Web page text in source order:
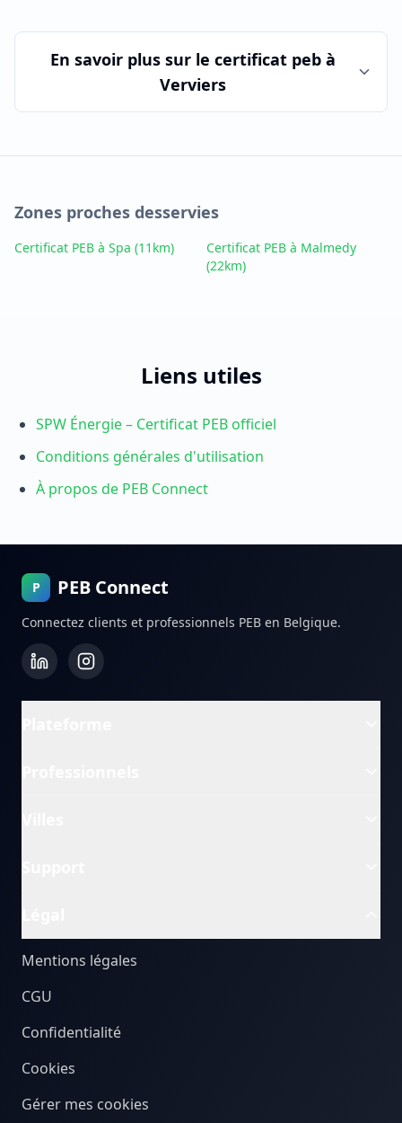
En savoir plus sur le certificat pebà
Verviers
Zones proches desservies
Certificat PEB à Spa (11km)
Certificat PEB à Malmedy
(22km)
Liens utiles
SPW Énergie – Certificat PEB officiel
Conditions générales d'utilisation
À propos de PEB Connect
P PEB Connect
Connectez clients et professionnels PEB en Belgique.
Mentions légales
CGU
Confidentialité
Cookies
Gérer mes cookies